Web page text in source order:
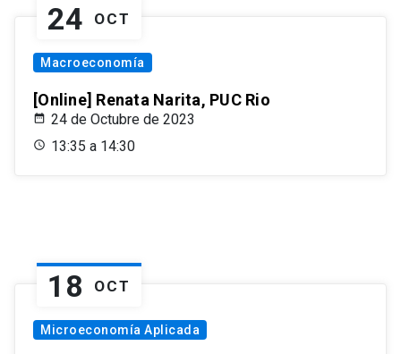
24 OCT
Macroeconomía
[Online] Renata Narita, PUC Rio
24 de Octubre de 2023
13:35 a 14:30
18 OCT
Microeconomía Aplicada